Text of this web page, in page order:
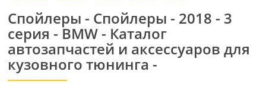
Спойлеры - Спойлеры - 2018 - 3
серия - BMW - Каталог
автозапчастей и аксессуаров для
кузовного тюнинга -